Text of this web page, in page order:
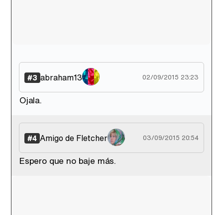
#3 abraham13 02/09/2015 23:23
Ojala.
#4 Amigo de Fletcher 03/09/2015 20:54
Espero que no baje más.